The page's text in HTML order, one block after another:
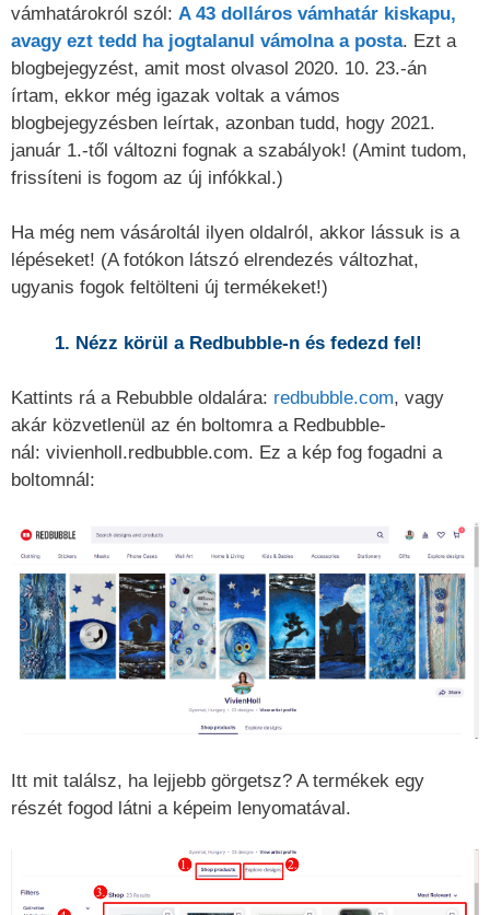
vámhatárokról szól: A 43 dolláros vámhatár kiskapu,
avagy ezt tedd ha jogtalanul vámolna a posta. Ezt a
blogbejegyzést, amit most olvasol 2020. 10. 23.-án
írtam, ekkor még igazak voltak a vámos
blogbejegyzésben leírtak, azonban tudd, hogy 2021.
január 1.-től változni fognak a szabályok! (Amint tudom,
frissíteni is fogom az új infókkal.)
Ha még nem vásároltál ilyen oldalról, akkor lássuk is a
lépéseket! (A fotókon látszó elrendezés változhat,
ugyanis fogok feltölteni új termékeket!)
1. Nézz körül a Redbubble-n és fedezd fel!
Kattints rá a Rebubble oldalára: redbubble.com, vagy
akár közvetlenül az én boltomra a Redbubble-
nál: vivienholl.redbubble.com. Ez a kép fog fogadni a
boltomnál:
Itt mit találsz, ha lejjebb görgetsz? A termékek egy
részét fogod látni a képeim lenyomatával.